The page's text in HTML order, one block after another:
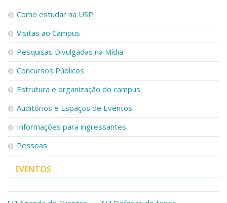
Como estudar na USP
Visitas ao Campus
Pesquisas Divulgadas na Mídia
Concursos Públicos
Estrutura e organização do campus
Auditórios e Espaços de Eventos
Informações para ingressantes
Pessoas
EVENTOS